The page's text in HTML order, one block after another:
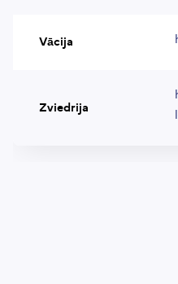
Vācija
Zviedrija